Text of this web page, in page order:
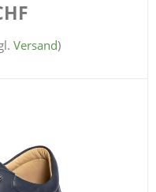
Versand)